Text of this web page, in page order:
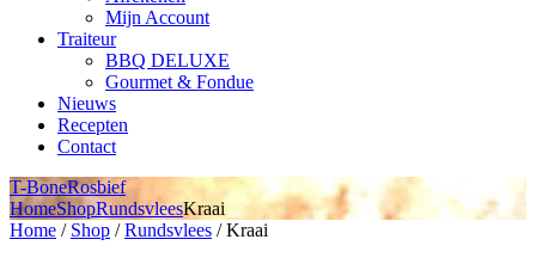
Mijn Account
Traiteur
BBQ DELUXE
Gourmet & Fondue
Nieuws
Recepten
Contact
T-BoneRosbief
HomeShopRundsvleesKraai
Home / Shop /Rundsvlees / Kraai